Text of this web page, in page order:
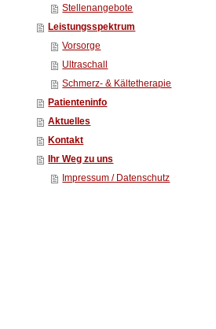
Stellenangebote
Leistungsspektrum
Vorsorge
Ultraschall
Schmerz- & Kältetherapie
Patienteninfo
Aktuelles
Kontakt
Ihr Weg zu uns
Impressum / Datenschutz